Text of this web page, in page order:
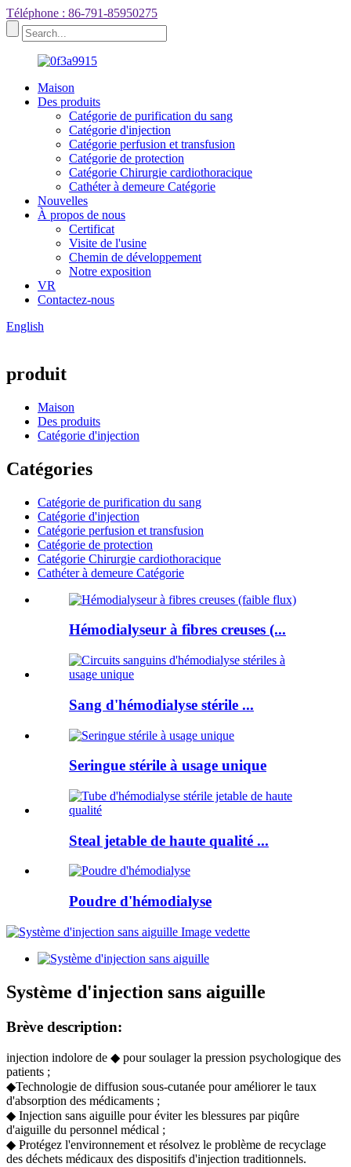
Téléphone : 86-791-85950275
Maison
Des produits
Catégorie de purification du sang
Catégorie d'injection
Catégorie perfusion et transfusion
Catégorie de protection
Catégorie Chirurgie cardiothoracique
Cathéter à demeure Catégorie
Nouvelles
À propos de nous
Certificat
Visite de l'usine
Chemin de développement
Notre exposition
VR
Contactez-nous
English
produit
Maison
Des produits
Catégorie d'injection
Catégories
Catégorie de purification du sang
Catégorie d'injection
Catégorie perfusion et transfusion
Catégorie de protection
Catégorie Chirurgie cardiothoracique
Cathéter à demeure Catégorie
Hémodialyseur à fibres creuses (...
Sang d'hémodialyse stérile ...
Seringue stérile à usage unique
Steal jetable de haute qualité ...
Poudre d'hémodialyse
Système d'injection sans aiguille
Brève description:
injection indolore de ◆ pour soulager la pression psychologique des
patients ;
◆Technologie de diffusion sous-cutanée pour améliorer le taux
d'absorption des médicaments ;
◆ Injection sans aiguille pour éviter les blessures par piqûre
d'aiguille du personnel médical ;
◆ Protégez l'environnement et résolvez le problème de recyclage
des déchets médicaux des dispositifs d'injection traditionnels.